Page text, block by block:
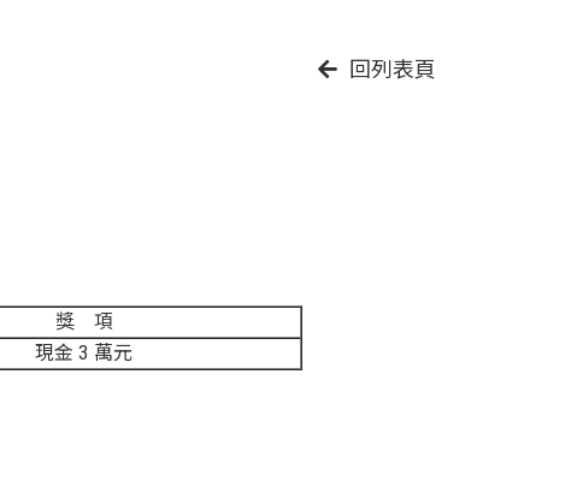
回列表頁
獎 項
現金 3 萬元